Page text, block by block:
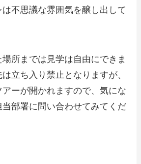
は不思議な雰囲気を醸し出して
所までは見学は自由にできま
立ち入り禁止となりますが、
ーが開かれますので、気にな
部署に問い合わせてみてくだ